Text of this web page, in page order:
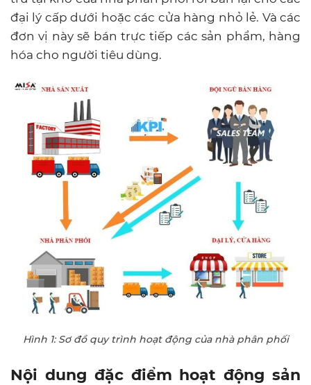
đại lý cấp dưới hoặc các cửa hàng nhỏ lẻ. Và các
đơn vị này sẽ bán trực tiếp các sản phẩm, hàng
hóa cho người tiêu dùng.
Hình 1: Sơ đồ quy trình hoạt động của nhà phân phối
Nội dung đặc điểm hoạt động sản